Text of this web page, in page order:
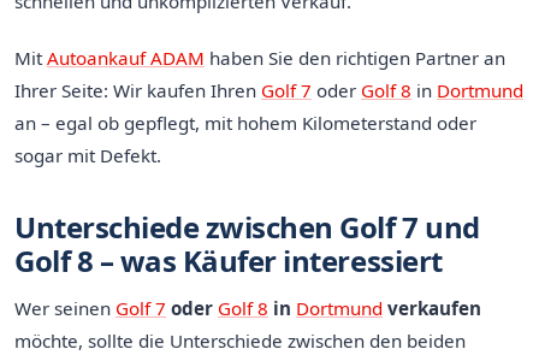
Mit Autoankauf ADAM haben Sie den richtigen Partner an
Ihrer Seite: Wir kaufen Ihren Golf 7 oder Golf 8 in Dortmund
an – egal ob gepflegt, mit hohem Kilometerstand oder
sogar mit Defekt.
Unterschiede zwischen Golf 7 und
Golf 8 – was Käufer interessiert
Wer seinen Golf 7 oder Golf 8 in Dortmund verkaufen
möchte, sollte die Unterschiede zwischen den beiden